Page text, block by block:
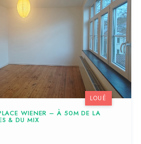
WIENER – À 50M DE LA
& DU MIX
LOUÉ